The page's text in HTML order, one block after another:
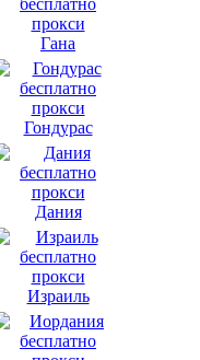
Гана
Гондурас
Дания
Израиль